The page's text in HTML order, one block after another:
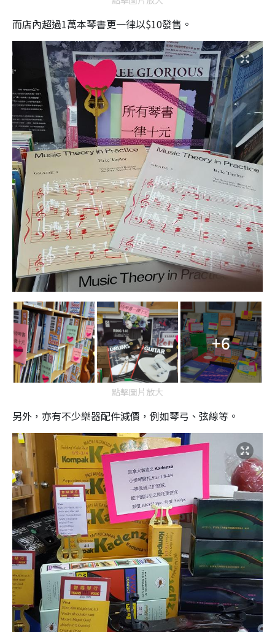
而店內超過1萬本琴書更一律以$10發售。
+6
點擊圖片放大
另外，亦有不少樂器配件減價，例如琴弓、弦線等。